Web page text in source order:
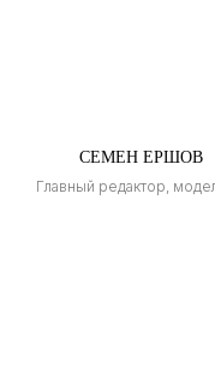
СЕМЕН ЕРШОВ
Главный редактор,